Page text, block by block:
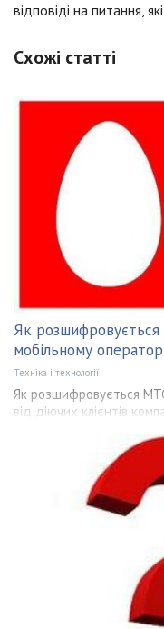
відповіді на питання,
Схожі статті
Як розшифровується
мобільному
Техніка і технології
Як розшифровується
від діючих клієнтів